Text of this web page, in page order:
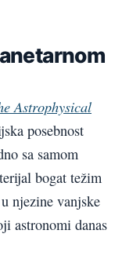
Astrophysical
posebnost
sa samom
bogat težim
njezine vanjske
astronomi danas